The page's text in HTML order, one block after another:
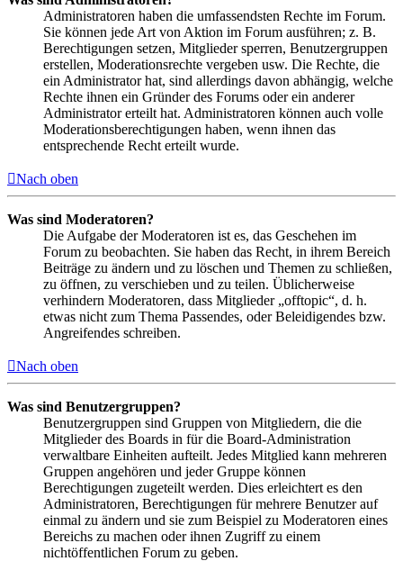
Administratoren haben die umfassendsten Rechte im Forum.
Sie können jede Art von Aktion im Forum ausführen; z. B.
Berechtigungen setzen, Mitglieder sperren, Benutzergruppen
erstellen, Moderationsrechte vergeben usw. Die Rechte, die
ein Administrator hat, sind allerdings davon abhängig, welche
Rechte ihnen ein Gründer des Forums oder ein anderer
Administrator erteilt hat. Administratoren können auch volle
Moderationsberechtigungen haben, wenn ihnen das
entsprechende Recht erteilt wurde.
Nach oben
Was sind Moderatoren?
Die Aufgabe der Moderatoren ist es, das Geschehen im
Forum zu beobachten. Sie haben das Recht, in ihrem Bereich
Beiträge zu ändern und zu löschen und Themen zu schließen,
zu öffnen, zu verschieben und zu teilen. Üblicherweise
verhindern Moderatoren, dass Mitglieder „offtopic“, d. h.
etwas nicht zum Thema Passendes, oder Beleidigendes bzw.
Angreifendes schreiben.
Nach oben
Was sind Benutzergruppen?
Benutzergruppen sind Gruppen von Mitgliedern, die die
Mitglieder des Boards in für die Board-Administration
verwaltbare Einheiten aufteilt. Jedes Mitglied kann mehreren
Gruppen angehören und jeder Gruppe können
Berechtigungen zugeteilt werden. Dies erleichtert es den
Administratoren, Berechtigungen für mehrere Benutzer auf
einmal zu ändern und sie zum Beispiel zu Moderatoren eines
Bereichs zu machen oder ihnen Zugriff zu einem
nichtöffentlichen Forum zu geben.